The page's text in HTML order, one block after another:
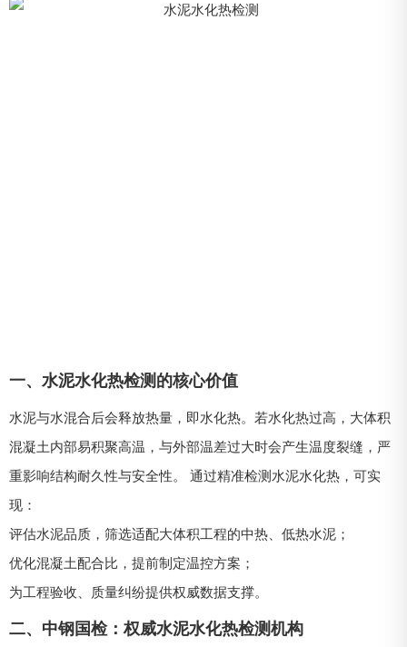
一、水泥水化热检测的核心价值
水泥与水混合后会释放热量，即水化热。若水化热过高，大体积
混凝土内部易积聚高温，与外部温差过大时会产生温度裂缝，严
重影响结构耐久性与安全性。 通过精准检测水泥水化热，可实
现：
评估水泥品质，筛选适配大体积工程的中热、低热水泥；
优化混凝土配合比，提前制定温控方案；
为工程验收、质量纠纷提供权威数据支撑。
二、中钢国检：权威水泥水化热检测机构